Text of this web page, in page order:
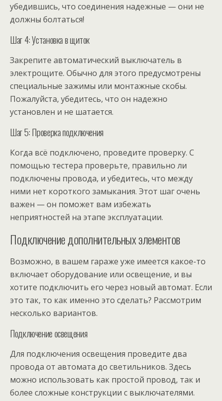
убедившись, что соединения надежные — они не
должны болтаться!
Шаг 4: Установка в щиток
Закрепите автоматический выключатель в
электрощите. Обычно для этого предусмотрены
специальные зажимы или монтажные скобы.
Пожалуйста, убедитесь, что он надежно
установлен и не шатается.
Шаг 5: Проверка подключения
Когда всё подключено, проведите проверку. С
помощью тестера проверьте, правильно ли
подключены провода, и убедитесь, что между
ними нет короткого замыкания. Этот шаг очень
важен — он поможет вам избежать
неприятностей на этапе эксплуатации.
Подключение дополнительных элементов
Возможно, в вашем гараже уже имеется какое-то
включает оборудование или освещение, и вы
хотите подключить его через новый автомат. Если
это так, то как именно это сделать? Рассмотрим
несколько вариантов.
Подключение освещения
Для подключения освещения проведите два
провода от автомата до светильников. Здесь
можно использовать как простой провод, так и
более сложные конструкции с выключателями.